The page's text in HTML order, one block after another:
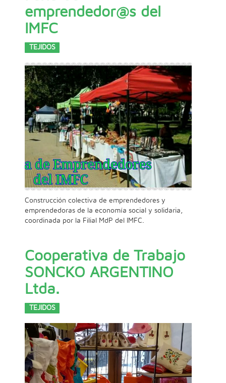
emprendedor@s del
IMFC
TEJIDOS
Construcción colectiva de emprendedores y
emprendedoras de la economía social y solidaria,
coordinada por la Filial MdP del IMFC.
Cooperativa de Trabajo
SONCKO ARGENTINO
Ltda.
TEJIDOS